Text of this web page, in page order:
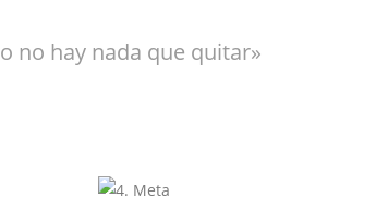
no hay nada que quitar»